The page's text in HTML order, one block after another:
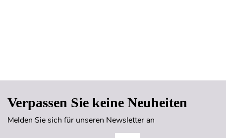
Verpassen Sie keine Neuheiten
Melden Sie sich für unseren Newsletter an